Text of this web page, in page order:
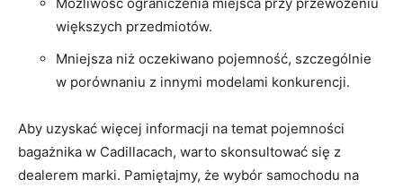
większych przedmiotów.
Mniejsza niż oczekiwano pojemność, ‌szczególnie‍
w porównaniu z innymi modelami konkurencji.
Aby uzyskać więcej⁣ informacji na temat pojemności
bagażnika w Cadillacach, warto skonsultować się z
⁣dealerem marki. Pamiętajmy, że wybór samochodu na